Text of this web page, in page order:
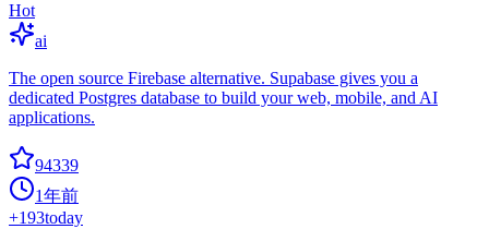
Hot
ai
The open source Firebase alternative. Supabase gives you a
dedicated Postgres database to build your web, mobile, and AI
applications.
94339
1年前
+193today